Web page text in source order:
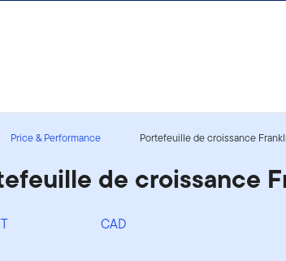
Price & Performance Portefeuille de croissance
de croissance
CAD